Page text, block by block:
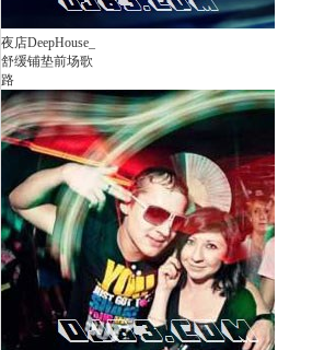
夜店DeepHouse_
舒缓铺垫前场歌
路